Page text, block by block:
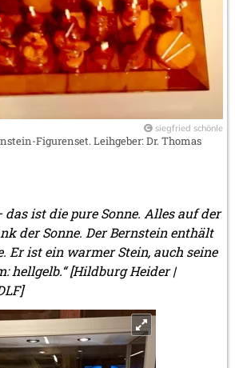
siegfried schönle
Figurenset. Leihgeber: Dr. Thomas
das ist die pure Sonne. Alles auf der
der Sonne. Der Bernstein enthält
Er ist ein warmer Stein, auch seine
hellgelb.“ [Hildburg Heider |